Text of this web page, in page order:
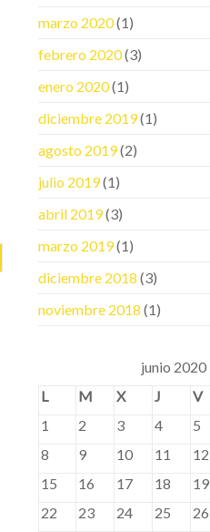
marzo 2020(1)
febrero 2020(3)
enero 2020(1)
diciembre 2019(1)
agosto 2019(2)
julio 2019(1)
abril 2019(3)
marzo 2019(1)
diciembre 2018 (3)
noviembre 2018 (1)
junio 2020
L
M X J V
1 2 3 4 5
8
9 10 11 12
15
16 17 18 19
22
23 24 25 26